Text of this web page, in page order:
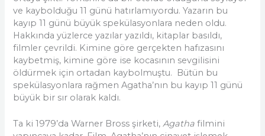
ve kaybolduğu 11 günü hatırlamıyordu. Yazarın bu
kayıp 11 günü büyük spekülasyonlara neden oldu.
Hakkında yüzlerce yazılar yazıldı, kitaplar basıldı,
filmler çevrildi. Kimine göre gerçekten hafızasını
kaybetmiş, kimine göre ise kocasının sevgilisini
öldürmek için ortadan kaybolmuştu. Bütün bu
spekülasyonlara rağmen Agatha’nın bu kayıp 11 günü
büyük bir sır olarak kaldı.
Ta ki 1979’da Warner Bross şirketi,Agatha filmini